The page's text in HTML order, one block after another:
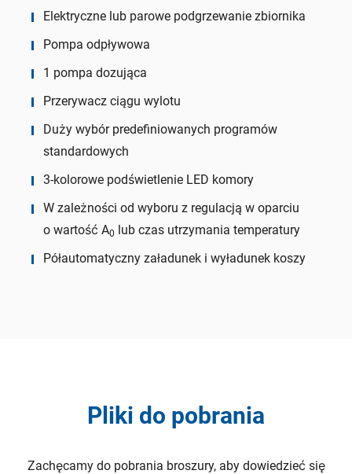
Elektryczne lub parowe podgrzewanie zbiornika
Pompa odpływowa
1 pompa dozująca
Przerywacz ciągu wylotu
Duży wybór predefiniowanych programów
standardowych
3-kolorowe podświetlenie LED komory
W zależności od wyboru z regulacją w oparciu
o wartość A0 lub czas utrzymania temperatury
Półautomatyczny załadunek i wyładunek koszy
Pliki do pobrania
Zachęcamy do pobrania broszury, aby dowiedzieć się